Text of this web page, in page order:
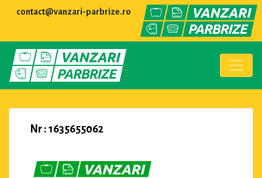
contact@vanzari-parbrize.ro
Nr : 1635655062